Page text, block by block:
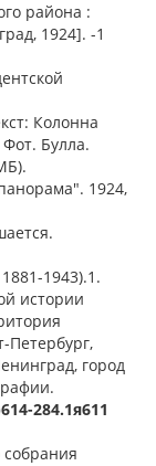
района :
1924]. -1
Колонна
Булла.
1924,
1943).1.
истории
Петербург,
город
284.1я611